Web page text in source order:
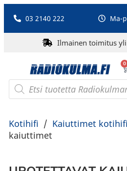
03 2140 222 Ma-
Ilmainen toimitus
0
Kotihifi / Kaiuttimet kotihifi
kaiuttimet